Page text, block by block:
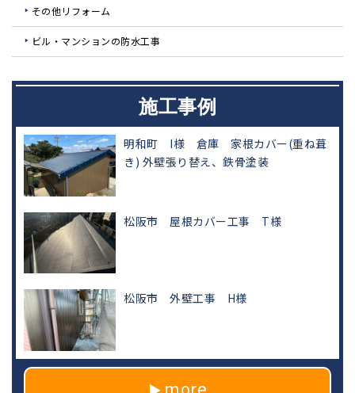
その他リフォーム
ビル・マンションの防水工事
施工事例
明和町 I様 倉庫 家根カバー(重ね葺
き) 外壁張り替え、鉄骨塗装
松阪市 屋根カバー工事 T様
松阪市 外壁工事 H様
more